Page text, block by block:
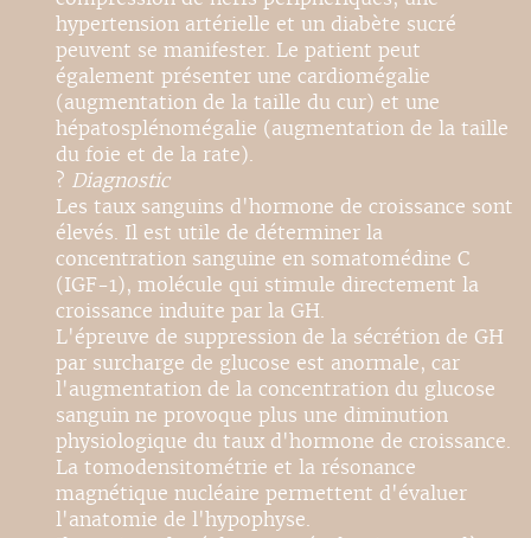
hypertension artérielle et un diabète sucré
peuvent se manifester. Le patient peut
également présenter une cardiomégalie
(augmentation de la taille du cur) et une
hépatosplénomégalie (augmentation de la taille
du foie et de la rate).
? Diagnostic
Les taux sanguins d'hormone de croissance sont
élevés. Il est utile de déterminer la
concentration sanguine en somatomédine C
(IGF-1), molécule qui stimule directement la
croissance induite par la GH.
L'épreuve de suppression de la sécrétion de GH
par surcharge de glucose est anormale, car
l'augmentation de la concentration du glucose
sanguin ne provoque plus une diminution
physiologique du taux d'hormone de croissance.
La tomodensitométrie et la résonance
magnétique nucléaire permettent d'évaluer
l'anatomie de l'hypophyse.